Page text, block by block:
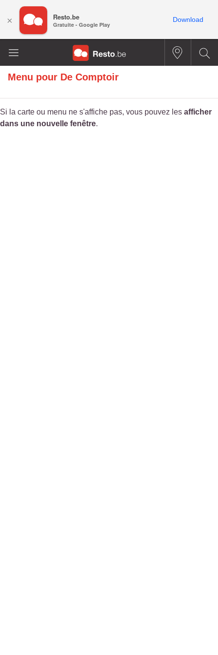
Menu pour De Comptoir
Si la carte ou menu ne s'affiche pas, vous pouvez les afficher
dans une nouvelle fenêtre.
× Resto.be
Gratuite - Google Play
Download